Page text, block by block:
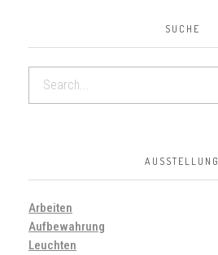
SUCHE
AUSSTELLUNG
Arbeiten
Aufbewahrung
Leuchten